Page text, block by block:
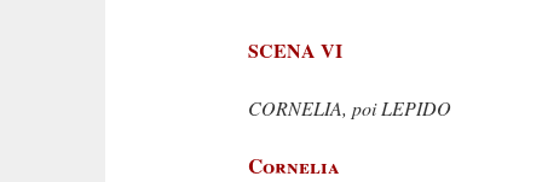
SCENA VI
CORNELIA, poi LEPIDO
Cornelia